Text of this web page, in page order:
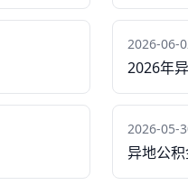
2026-06-
2026年
2026-05-
异地公